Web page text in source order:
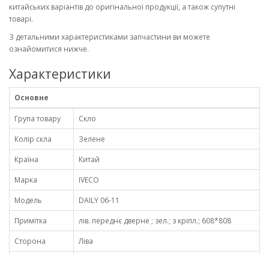
китайських варіантів до оригінальної продукції, а також супутні
товарі.
З детальними характеристиками запчастини ви можете
ознайомитися нижче.
Характеристики
Основне
Група товару
Скло
Колір скла
Зелене
Країна
Китай
Марка
IVECO
Модель
DAILY 06-11
Примітка
лів. переднє дверне ; зел.; з кріпл.; 608*808
Сторона
Ліва